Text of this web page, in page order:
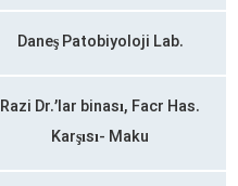
Daneş Patobiyoloji Lab.
Razi Dr.’lar binası, Facr Has.
Karşısı- Maku